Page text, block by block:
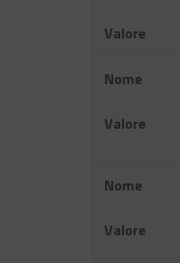
Valore
Nome
Valore
Nome
Valore